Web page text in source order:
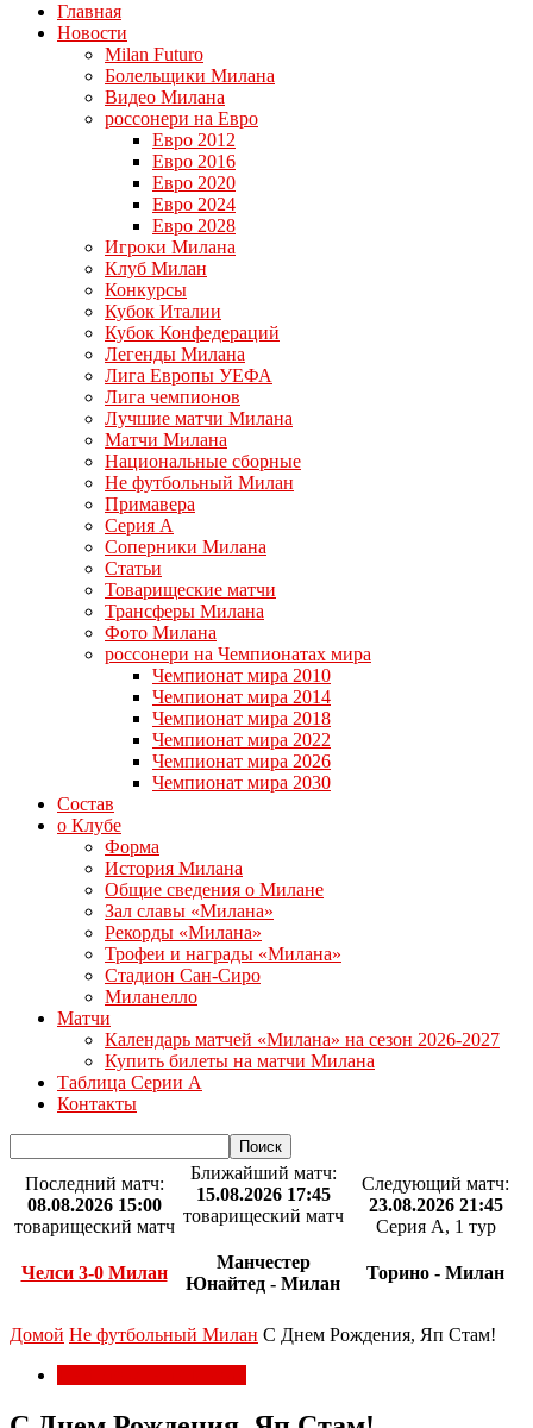
Главная
Новости
Milan Futuro
Болельщики Милана
Видео Милана
россонери на Евро
Евро 2012
Евро 2016
Евро 2020
Евро 2024
Евро 2028
Игроки Милана
Клуб Милан
Конкурсы
Кубок Италии
Кубок Конфедераций
Легенды Милана
Лига Европы УЕФА
Лига чемпионов
Лучшие матчи Милана
Матчи Милана
Национальные сборные
Не футбольный Милан
Примавера
Серия А
Соперники Милана
Статьи
Товарищеские матчи
Трансферы Милана
Фото Милана
россонери на Чемпионатах мира
Чемпионат мира 2010
Чемпионат мира 2014
Чемпионат мира 2018
Чемпионат мира 2022
Чемпионат мира 2026
Чемпионат мира 2030
Состав
о Клубе
Форма
История Милана
Общие сведения о Милане
Зал славы «Милана»
Рекорды «Милана»
Трофеи и награды «Милана»
Стадион Сан-Сиро
Миланелло
Матчи
Календарь матчей «Милана» на сезон 2026-2027
Купить билеты на матчи Милана
Таблица Серии А
Контакты
Последний матч:
08.08.2026 15:00
товарищеский матч
Челси 3-0 Милан
Ближайший матч:
15.08.2026 17:45
товарищеский матч
Манчестер
Юнайтед - Милан
Следующий матч:
23.08.2026 21:45
Серия А, 1 тур
Торино - Милан
Домой Не футбольный Милан С Днем Рождения, Яп Стам!